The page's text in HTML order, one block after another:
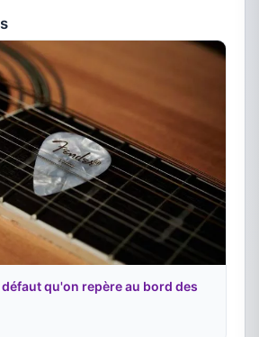
qu'on repère au bord des